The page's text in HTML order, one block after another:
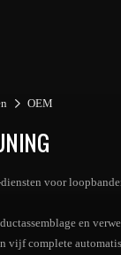
OEM
voor
en
vijf complete